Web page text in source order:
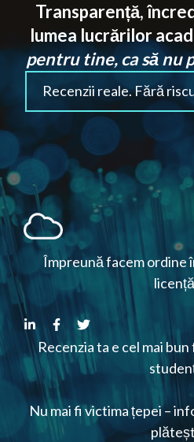
Transparență,
lumea lucrărilor
pentru tine, ca să nu
Recenzii reale. Fără
Împreună facem ordine
Recenzia ta e cel mai
Nu mai fi victima țepei –